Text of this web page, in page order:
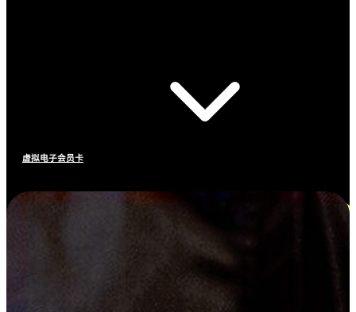
虚拟电子会员卡